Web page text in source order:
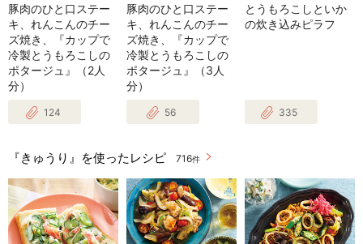
豚肉のひと口ステー
キ、れんこんのチー
ズ焼き、『カップで
冷製とうもろこしの
ポタージュ』（2人
分）
124
豚肉のひと口ステー
キ、れんこんのチー
ズ焼き、『カップで
冷製とうもろこしの
ポタージュ』（3人
分）
56
とうもろこしといか
の炊き込みピラフ
335
『きゅうり』を使ったレシピ 716件